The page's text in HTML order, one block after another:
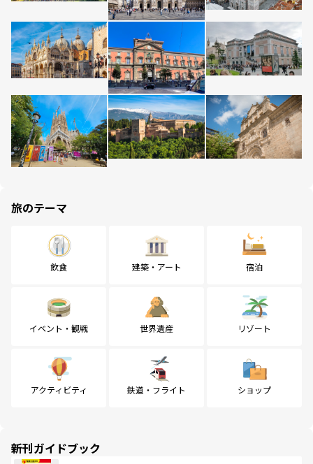
旅のテーマ
飲食 建築・アート 宿泊
イベント・観戦 世界遺産 リゾート
アクティビティ 鉄道・フライト ショップ
新刊ガイドブック